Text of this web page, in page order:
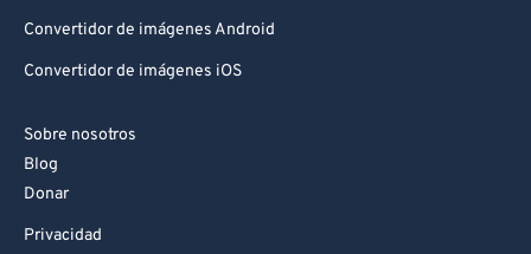
Convertidor de imágenes Android
Convertidor de imágenes iOS
Sobre nosotros
Blog
Donar
Privacidad